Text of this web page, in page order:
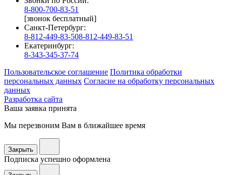
8-800-700-83-51
[звонок бесплатный]
Санкт-Петербург:
8-812-449-83-508-812-449-83-51
Екатеринбург:
8-343-345-37-74
Пользовательское соглашение Политика обработки
персональных данных Согласие на обработку персональных
данных
Разработка сайта
Ваша заявка принята
Мы перезвоним Вам в ближайшее время
Закрыть
Подписка успешно оформлена